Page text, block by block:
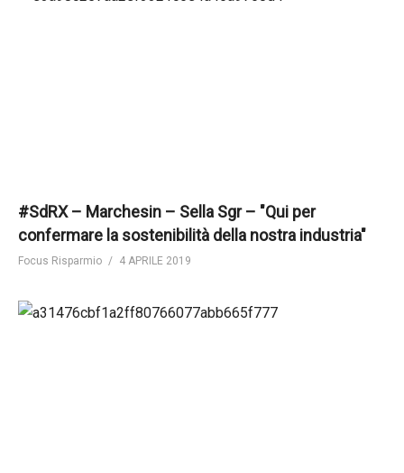
#SdRX – Marchesin – Sella Sgr – "Qui per
confermare la sostenibilità della nostra industria"
Focus Risparmio 4 APRILE 2019